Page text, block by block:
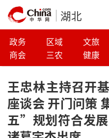
湖北
政务 区域 文旅
商会
三农 健康
王忠林主持召开
座谈会 开门问策
五”规划符合发